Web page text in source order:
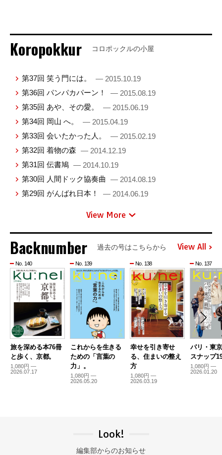
Koropokkur コロポックルの小屋
第37回 笑う門には。
— 2015.10.19
第36回 パンパカパーン！
— 2015.08.19
第35回 あや、その愛。
— 2015.06.19
第34回 岡山 へ。
— 2015.04.19
第33回 会いたかった人。
— 2015.02.19
第32回 着物の森 — 2014.12.19
第31回 伝書鳩 — 2014.10.19
第30回 人間ドック協奏曲
— 2014.08.19
第29回 がんばれ日本！
— 2014.06.19
View More
Backnumber 過去の号はこちらから View All
No. 140
旅を深める本76冊
と歩く、京都。
1,080円 —
2026.07.17
No. 139
これからを生きる
ための「言葉の
力」。
1,080円 —
2026.05.20
No. 138
幸せを引き寄せ
る、住まいの整え
方
1,080円 —
2026.03.19
No. 137
パリ・東
スナップ
1,080円 —
2026.01.20
Look!
編集部からのお知らせ